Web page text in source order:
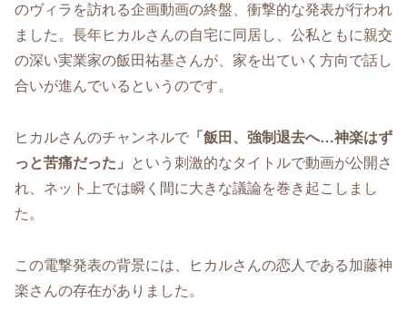
のヴィラを訪れる企画動画の終盤、衝撃的な発表が行われ
ました。長年ヒカルさんの自宅に同居し、公私ともに親交
の深い実業家の飯田祐基さんが、家を出ていく方向で話し
合いが進んでいるというのです。
ヒカルさんのチャンネルで 「飯田、強制退去へ…神楽はず
っと苦痛だった」
という刺激的なタイトルで動画が公開さ
れ、ネット上では瞬く間に大きな議論を巻き起こしまし
た。
この電撃発表の背景には、ヒカルさんの恋人である加藤神
楽さんの存在がありました。